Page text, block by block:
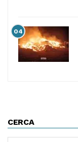
04
CERCA